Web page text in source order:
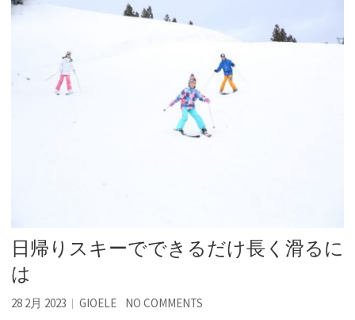
日帰りスキーでできるだけ長く滑るに
は
28 2月 2023 GIOELE NO COMMENTS